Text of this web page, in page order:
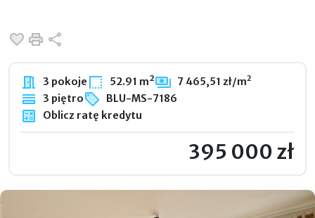
Dodaj do ulubionych
Drukuj
3 pokoje 52.91 m² 7 465,51 zł/m2
3 piętro
BLU-MS-7186
Oblicz ratę kredytu
395 000 zł